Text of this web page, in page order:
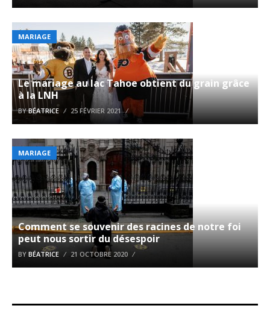
MARIAGE
Le mariage au lac Tahoe obtient du grain grâce
à la LNH
BYBÉATRICE 25 FÉVRIER 2021
MARIAGE
Comment se souvenir des racines de notre foi
peut nous sortir du désespoir
BY BÉATRICE 21 OCTOBRE 2020